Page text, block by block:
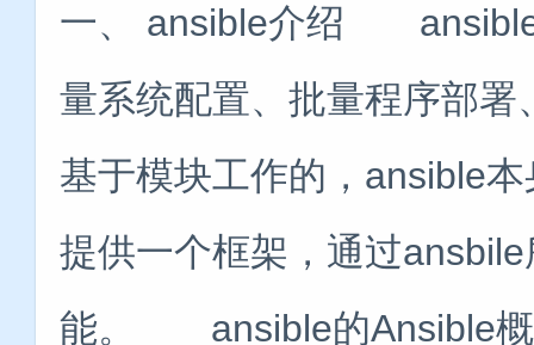
一、 ansible介绍 ansible
量系统配置、批量程序部
基于模块工作的，ansible
提供一个框架，通过
能。 ansible的Ansible